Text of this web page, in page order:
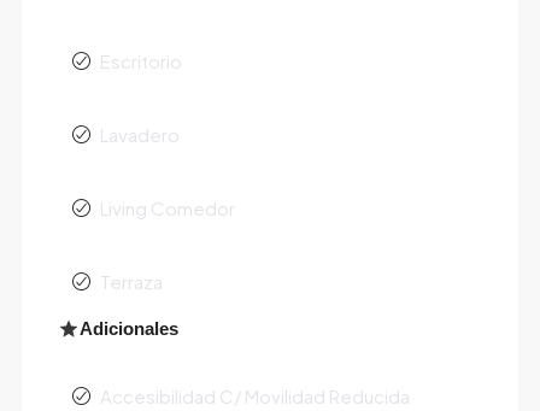
Escritorio
Lavadero
Living Comedor
Terraza
Adicionales
Accesibilidad C/ Movilidad Reducida